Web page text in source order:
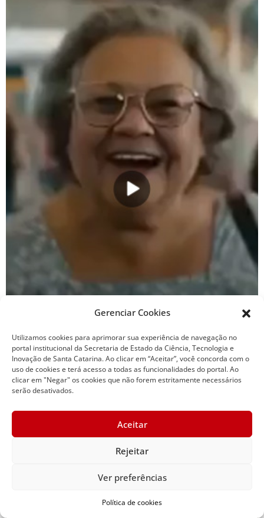
Gerenciar Cookies
Utilizamos cookies para aprimorar sua experiência de navegação no
portal institucional da Secretaria de Estado da Ciência, Tecnologia e
Inovação de Santa Catarina. Ao clicar em “Aceitar”, você concorda com o
uso de cookies e terá acesso a todas as funcionalidades do portal. Ao
clicar em "Negar" os cookies que não forem estritamente necessários
serão desativados.
Aceitar
Rejeitar
Ver preferências
Política de cookies